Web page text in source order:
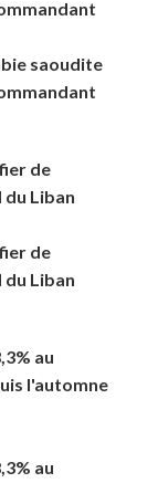
saoudite
de
Liban
de
Liban
au
l'automne
au